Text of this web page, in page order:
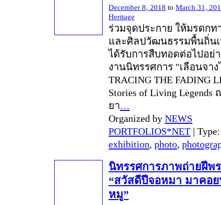
December 8, 2018 to March 31,
Heritage
ร่วมจุดประกาย ให้มรดก
และศิลปวัฒนธรรมพื้นถิ่น
ได้รับการสืบทอดต่อไปอย่
งานนิทรรศการ "เลือนจา
TRACING THE FADING
Stories of Living Legends
ยา…
Organized by NEWS
PORTFOLIOS*NET |
exhibition, photo,
นิทรรศการภาพถ่ายฝีพ
“สวัสดีปีจอหมา มาคอ
หมู”